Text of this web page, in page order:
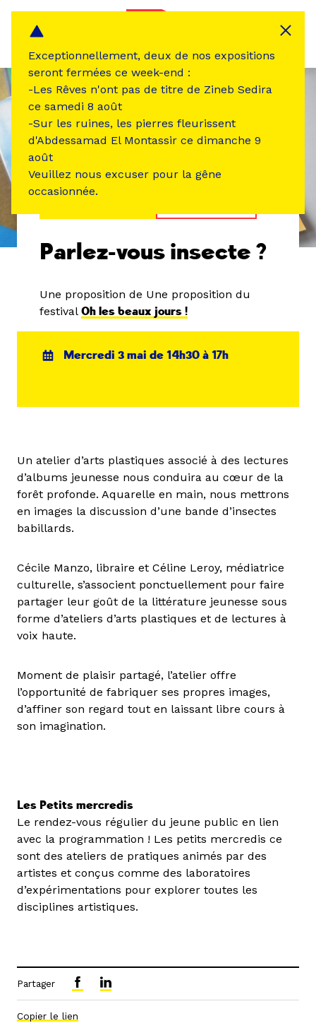
Parlez-vous insecte ?
Une proposition de Une proposition du
festival Oh les beaux jours !
Mercredi 3 mai de 14h30 à 17h
Un atelier d’arts plastiques associé à des lectures
d’albums jeunesse nous conduira au cœur de la
forêt profonde. Aquarelle en main, nous mettrons
en images la discussion d’une bande d’insectes
babillards.
Cécile Manzo, libraire et Céline Leroy, médiatrice
culturelle, s’associent ponctuellement pour faire
partager leur goût de la littérature jeunesse sous
forme d’ateliers d’arts plastiques et de lectures à
voix haute.
Moment de plaisir partagé, l’atelier offre
l’opportunité de fabriquer ses propres images,
d’affiner son regard tout en laissant libre cours à
son imagination.
Les Petits mercredis
Le rendez-vous régulier du jeune public en lien
avec la programmation ! Les petits mercredis ce
sont des ateliers de pratiques animés par des
artistes et conçus comme des laboratoires
d’expérimentations pour explorer toutes les
disciplines artistiques.
Partager
Copier le lien
Exceptionnellement, deux de nos expositions
seront fermées ce week-end :
-Les Rêves n'ont pas de titre de Zineb Sedira
ce samedi 8 août
-Sur les ruines, les pierres fleurissent
d'Abdessamad El Montassir ce dimanche 9
août
Veuillez nous excuser pour la gêne
occasionnée.
Panneau de gestion des cookies